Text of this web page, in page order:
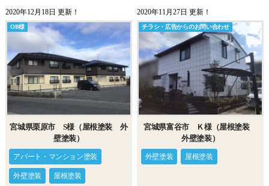
2020年12月18日 更新！
OB様
宮城県栗原市 S様（屋根塗装 外
壁塗装）
アパート・マンション塗装
外壁塗装 屋根塗装
2020年11月27日 更新！
チラシ・広告からのお問い合わせ
宮城県富谷市 Ｋ様（屋根塗装
外壁塗装）
外壁塗装 屋根塗装